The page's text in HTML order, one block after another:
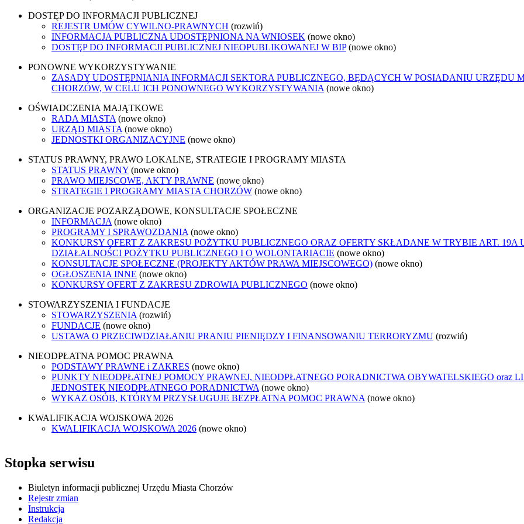
DOSTĘP DO INFORMACJI PUBLICZNEJ
REJESTR UMÓW CYWILNO-PRAWNYCH (rozwiń)
INFORMACJA PUBLICZNA UDOSTĘPNIONA NA WNIOSEK (nowe okno)
DOSTĘP DO INFORMACJI PUBLICZNEJ NIEOPUBLIKOWANEJ W BIP (nowe okno)
PONOWNE WYKORZYSTYWANIE
ZASADY UDOSTĘPNIANIA INFORMACJI SEKTORA PUBLICZNEGO, BĘDĄCYCH W POSIADANIU URZĘDU
CHORZÓW, W CELU ICH PONOWNEGO WYKORZYSTYWANIA (nowe okno)
OŚWIADCZENIA MAJĄTKOWE
RADA MIASTA (nowe okno)
URZĄD MIASTA (nowe okno)
JEDNOSTKI ORGANIZACYJNE (nowe okno)
STATUS PRAWNY, PRAWO LOKALNE, STRATEGIE I PROGRAMY MIASTA
STATUS PRAWNY (nowe okno)
PRAWO MIEJSCOWE, AKTY PRAWNE (nowe okno)
STRATEGIE I PROGRAMY MIASTA CHORZÓW (nowe okno)
ORGANIZACJE POZARZĄDOWE, KONSULTACJE SPOŁECZNE
INFORMACJA (nowe okno)
PROGRAMY I SPRAWOZDANIA (nowe okno)
KONKURSY OFERT Z ZAKRESU POŻYTKU PUBLICZNEGO ORAZ OFERTY SKŁADANE W TRYBIE ART. 19A
DZIAŁALNOŚCI POŻYTKU PUBLICZNEGO I O WOLONTARIACIE (nowe okno)
KONSULTACJE SPOŁECZNE (PROJEKTY AKTÓW PRAWA MIEJSCOWEGO) (nowe okno)
OGŁOSZENIA INNE (nowe okno)
KONKURSY OFERT Z ZAKRESU ZDROWIA PUBLICZNEGO (nowe okno)
STOWARZYSZENIA I FUNDACJE
STOWARZYSZENIA (rozwiń)
FUNDACJE (nowe okno)
USTAWA O PRZECIWDZIAŁANIU PRANIU PIENIĘDZY I FINANSOWANIU TERRORYZMU (rozwiń)
NIEODPŁATNA POMOC PRAWNA
PODSTAWY PRAWNE i ZAKRES (nowe okno)
PUNKTY NIEODPŁATNEJ POMOCY PRAWNEJ, NIEODPŁATNEGO PORADNICTWA OBYWATELSKIEGO oraz
JEDNOSTEK NIEODPŁATNEGO PORADNICTWA (nowe okno)
WYKAZ OSÓB, KTÓRYM PRZYSŁUGUJE BEZPŁATNA POMOC PRAWNA (nowe okno)
KWALIFIKACJA WOJSKOWA 2026
KWALIFIKACJA WOJSKOWA 2026 (nowe okno)
Stopka serwisu
Biuletyn informacji publicznej Urzędu Miasta Chorzów
Rejestr zmian
Instrukcja
Redakcja